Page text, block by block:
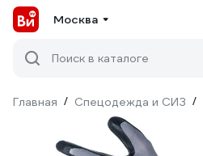
Москва
Поиск в каталоге
Главная / Спецодежда и СИЗ /